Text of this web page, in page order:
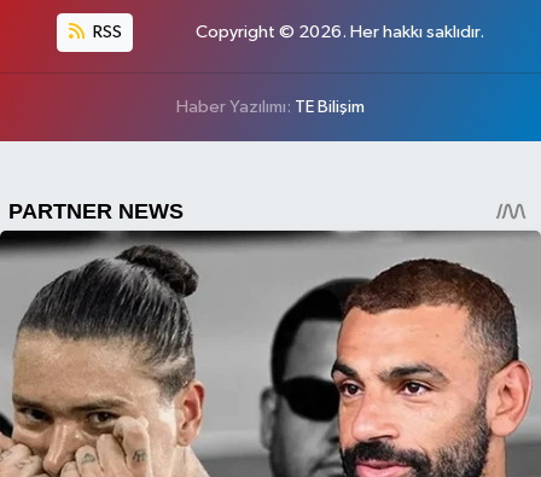
RSS Copyright © 2026. Her hakkı saklıdır.
Haber Yazılımı: TE Bilişim